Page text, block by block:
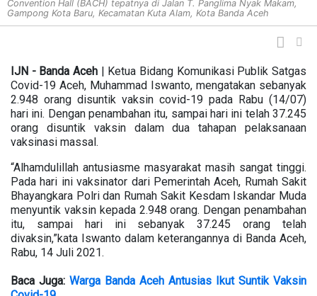
Convention Hall (BACH) tepatnya di Jalan T. Panglima Nyak Makam,
Gampong Kota Baru, Kecamatan Kuta Alam, Kota Banda Aceh
IJN - Banda Aceh | Ketua Bidang Komunikasi Publik Satgas
Covid-19 Aceh, Muhammad Iswanto, mengatakan sebanyak
2.948 orang disuntik vaksin covid-19 pada Rabu (14/07)
hari ini. Dengan penambahan itu, sampai hari ini telah 37.245
orang disuntik vaksin dalam dua tahapan pelaksanaan
vaksinasi massal.
“Alhamdulillah antusiasme masyarakat masih sangat tinggi.
Pada hari ini vaksinator dari Pemerintah Aceh, Rumah Sakit
Bhayangkara Polri dan Rumah Sakit Kesdam Iskandar Muda
menyuntik vaksin kepada 2.948 orang. Dengan penambahan
itu, sampai hari ini sebanyak 37.245 orang telah
divaksin,”kata Iswanto dalam keterangannya di Banda Aceh,
Rabu, 14 Juli 2021.
Baca Juga: Warga Banda Aceh Antusias Ikut Suntik Vaksin